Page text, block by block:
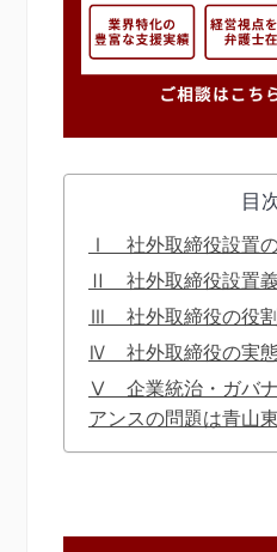
目
Ⅰ 社外取締役設置
Ⅱ 社外取締役設置
Ⅲ 社外取締役の役割
Ⅳ 社外取締役の実
Ⅴ 企業統治・ガバナ
アンスの問題は青山